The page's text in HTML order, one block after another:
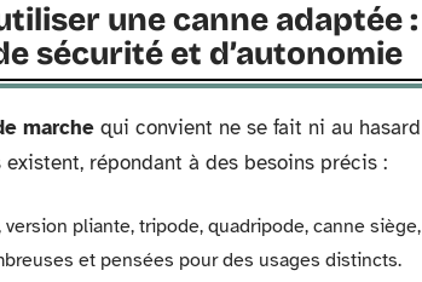
une canne adaptée
sécurité et d’autonomie
marche qui convient ne se fait ni au
existent, répondant à des besoins précis :
pliante, tripode, quadripode, canne
et pensées pour des usages distincts.